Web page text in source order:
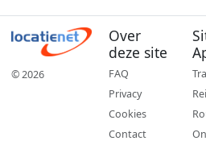
© 2026
Over
deze site
FAQ
Privacy
Cookies
Contact